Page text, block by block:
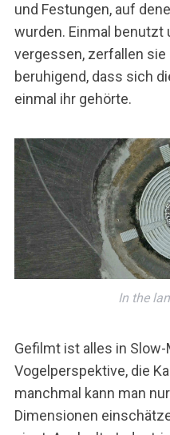
und Festungen, auf
wurden. Einmal benutzt
vergessen, zerfallen
beruhigend, dass sich
einmal ihr gehörte.
In the
Gefilmt ist alles in
Vogelperspektive, die
manchmal kann man
Dimensionen
S